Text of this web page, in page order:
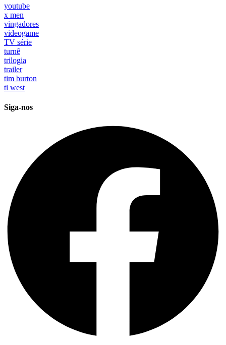
youtube
x men
vingadores
videogame
TV série
turnê
trilogia
trailer
tim burton
ti west
Siga-nos